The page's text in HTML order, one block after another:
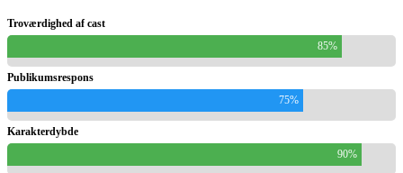
Troværdighed af cast
85%
Publikumsrespons
75%
Karakterdybde
90%